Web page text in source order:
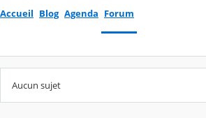
Accueil Blog Agenda Forum
Aucun sujet